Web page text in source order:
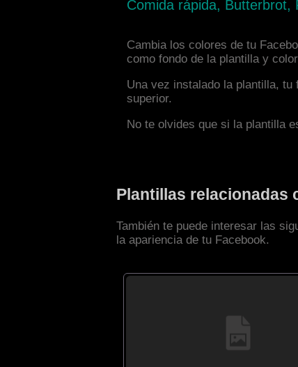
Comida rápida, Butterbrot,
Cambia los colores de tu
como fondo de la plantilla y
Una vez instalado la plantilla,
superior.
No te olvides que si la plantilla
Plantillas relacionadas
También te puede interesar las
la apariencia de tu Facebook.